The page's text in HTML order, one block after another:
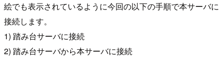
絵でも表示されているように今回の以下の手順で本サーバに
接続します。
1) 踏み台サーバに接続
2) 踏み台サーバから本サーバに接続